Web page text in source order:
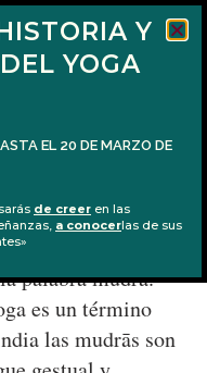
manos
libro, seguramente
palabra mudrā.
es un término
las mudrās son
Y
YOGA
EL 20 DE MARZO DE
de creer en las
a conocerlas de sus